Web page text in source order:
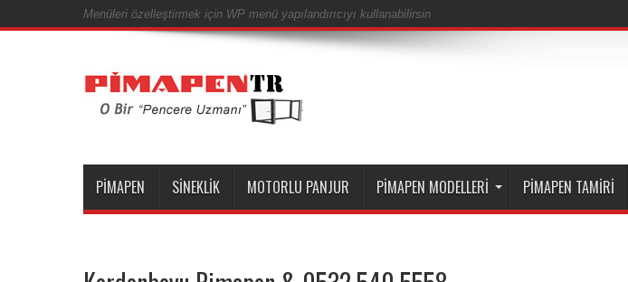
Menüleri özelleştirmek için WP menü yapılandırıcıyı kullanabilirsin
PIMAPEN SINEKLIK MOTORLU PANJUR PIMAPEN MODELLERI PIMAPEN TAMIRI